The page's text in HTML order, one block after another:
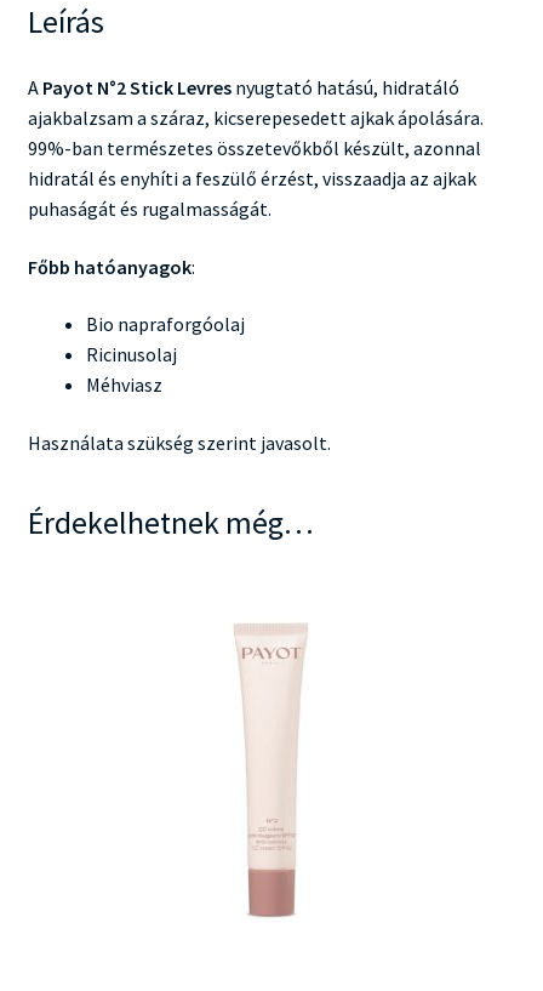
Leírás
A Payot N°2 Stick Levresnyugtató hatású, hidratáló
ajakbalzsam a száraz, kicserepesedett ajkak ápolására.
99%-ban természetes összetevőkből készült, azonnal
hidratál és enyhíti a feszülő érzést, visszaadja az ajkak
puhaságát és rugalmasságát.
Főbb hatóanyagok:
Bio napraforgóolaj
Ricinusolaj
Méhviasz
Használata szükség szerint javasolt.
Érdekelhetnek még…